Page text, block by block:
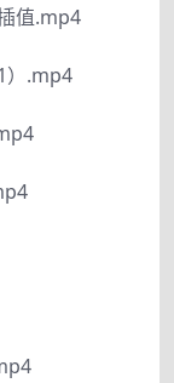
值.mp4
）.mp4